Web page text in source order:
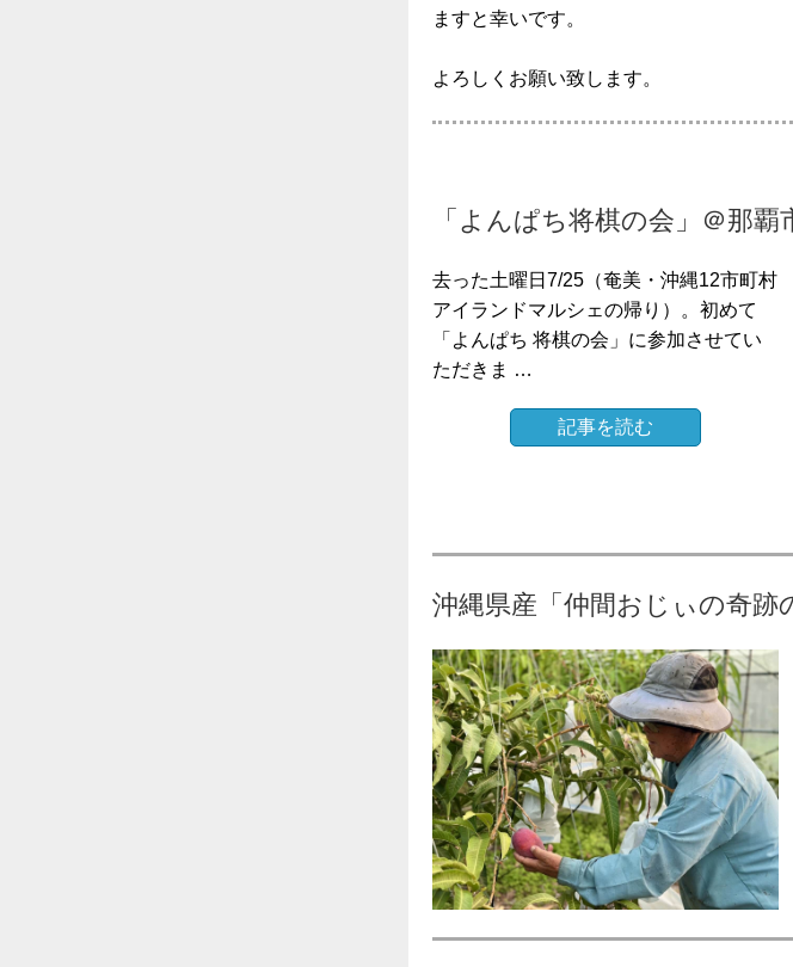
ますと幸いです。
よろしくお願い致します。
「よんぱち将棋の会」＠那覇
去った土曜日7/25（奄美・沖縄12市町村
アイランドマルシェの帰り）。初めて
「よんぱち 将棋の会」に参加させてい
ただきま …
記事を読む
沖縄県産「仲間おじぃの奇跡